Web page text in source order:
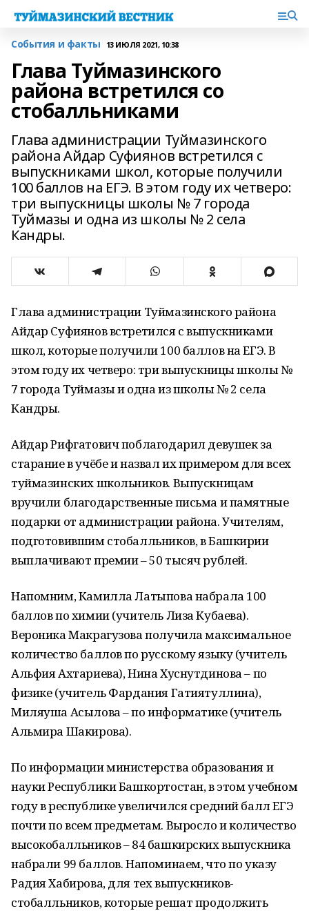
События и факты 13 ИЮЛЯ 2021, 10:38
Глава Туймазинского
района встретился со
стобалльниками
Глава администрации Туймазинского
района Айдар Суфиянов встретился с
выпускниками школ, которые получили
100 баллов на ЕГЭ. В этом году их четверо:
три выпускницы школы № 7 города
Туймазы и одна из школы № 2 села
Кандры.
Глава администрации Туймазинского района
Айдар Суфиянов встретился с выпускниками
школ, которые получили 100 баллов на ЕГЭ. В
этом году их четверо: три выпускницы школы №
7 города Туймазы и одна из школы № 2 села
Кандры.
Айдар Рифгатович поблагодарил девушек за
старание в учёбе и назвал их примером для всех
туймазинских школьников. Выпускницам
вручили благодарственные письма и памятные
подарки от администрации района. Учителям,
подготовившим стобалльников, в Башкирии
выплачивают премии – 50 тысяч рублей.
Напомним, Камилла Латыпова набрала 100
баллов по химии (учитель Лиза Кубаева).
Вероника Макрагузова получила максимальное
количество баллов по русскому языку (учитель
Альфия Ахтариева), Нина Хуснутдинова – по
физике (учитель Фардания Гатиятуллина),
Миляуша Асылова – по информатике (учитель
Альмира Шакирова).
По информации министерства образования и
науки Республики Башкортостан, в этом учебном
году в республике увеличился средний балл ЕГЭ
почти по всем предметам. Выросло и количество
высокобалльников – 84 башкирских выпускника
набрали 99 баллов. Напоминаем, что по указу
Радия Хабирова, для тех выпускников-
стобалльников, которые решат продолжить